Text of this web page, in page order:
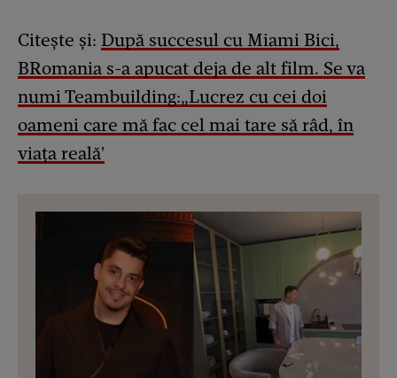
Citește și: După succesul cu Miami Bici,
BRomania s-a apucat deja de alt film. Se va
numi Teambuilding:„Lucrez cu cei doi
oameni care mă fac cel mai tare să râd, în
viața reală'